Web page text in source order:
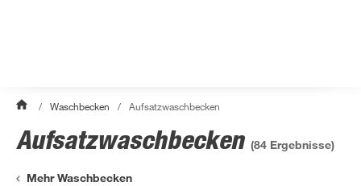
/ Waschbecken / Aufsatzwaschbecken
Aufsatzwaschbecken (84 Ergebnisse)
Mehr Waschbecken